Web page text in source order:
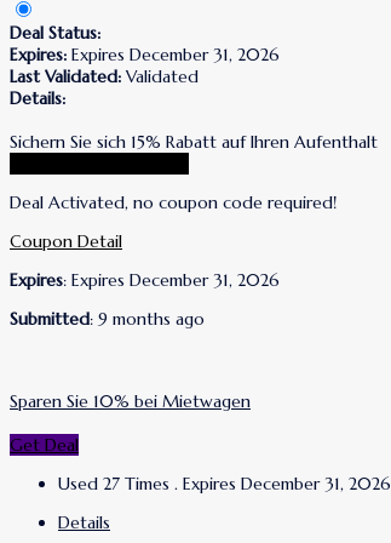
Deal Status:
Expires: Expires December 31, 2026
Last Validated: Validated
Details:
Sichern Sie sich 15% Rabatt auf Ihren Aufenthalt
Deal Activated, no coupon code required!
Coupon Detail
Expires: Expires December 31, 2026
Submitted: 9 months ago
Sparen Sie 10% bei Mietwagen
Get Deal
Used 27 Times . Expires December 31, 2026
Details